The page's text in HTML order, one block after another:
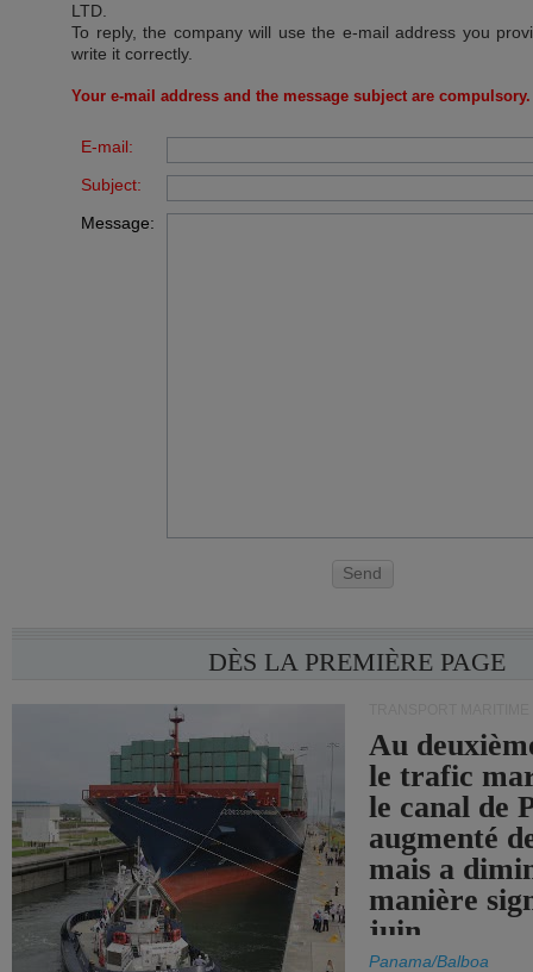
LTD
To reply, the company will use the e-mail address you
write it correctly.
Your e-mail address and the message subject are compulsory.
E-mail:
Subject:
Message:
Send
DÈS LA PREMIÈRE PAGE
Au
le trafic
le canal de
augmenté
mais a
manière
juin.
Panama/Balboa